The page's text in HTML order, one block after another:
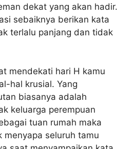
dekat yang akan hadir.
sebaiknya berikan kata
terlalu panjang dan tidak
mendekati hari H kamu
hal krusial. Yang
biasanya adalah
keluarga perempuan
tuan rumah maka
menyapa seluruh tamu